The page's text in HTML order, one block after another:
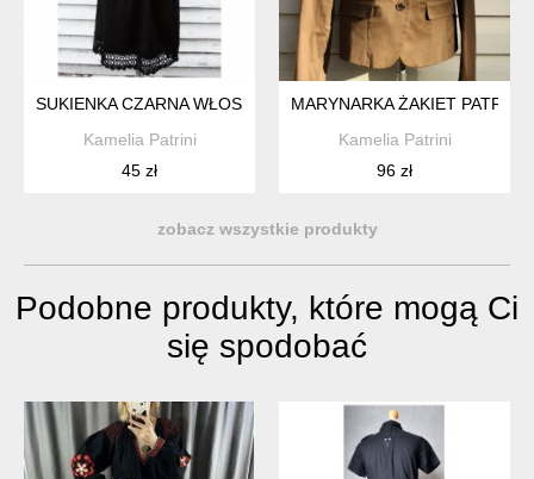
SUKIENKA CZARNA WŁOSKA
Kamelia Patrini
45 zł
MARYNARKA ŻAKIET
Kamelia Patrini
96 zł
zobacz wszystkie produkty
Podobne produkty, które mogą Ci
się spodobać